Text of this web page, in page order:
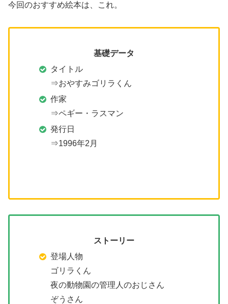
今回のおすすめ絵本は、これ。
基礎データ
タイトル
⇒おやすみゴリラくん
作家
⇒ペギー・ラスマン
発行日
⇒1996年2月
ストーリー
登場人物
ゴリラくん
夜の動物園の管理人のおじさん
ぞうさん